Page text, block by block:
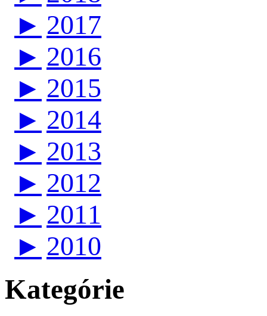
► 2017
► 2016
► 2015
► 2014
► 2013
► 2012
► 2011
► 2010
Kategórie